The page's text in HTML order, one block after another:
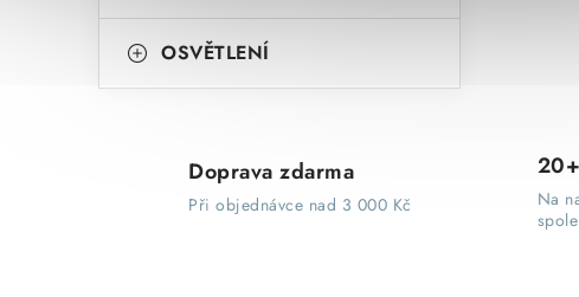
OSVĚTLENÍ
Doprava zdarma
Při objednávce nad 3 000 Kč
Na